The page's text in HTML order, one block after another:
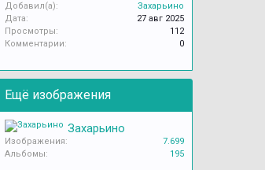
Добавил(а):
Захарьино
Дата:
27 авг 2025
Просмотры:
112
Комментарии:
0
Ещё изображения
Захарьино
Изображения:
7.699
Альбомы:
195